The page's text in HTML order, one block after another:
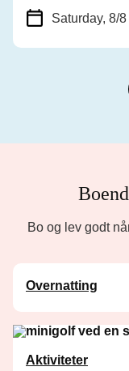
Saturday, 8/8
Bo og lev godt
Overnatting
Aktiviteter